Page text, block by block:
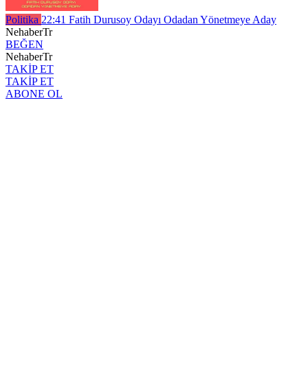
Politika 22:41 Fatih Durusoy Odayı Odadan Yönetmeye Aday
NehaberTr
BEĞEN
NehaberTr
TAKİP ET
TAKİP ET
ABONE OL